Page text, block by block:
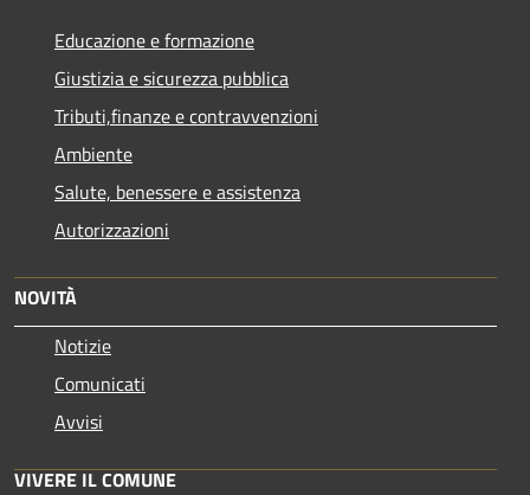
Educazione e formazione
Giustizia e sicurezza pubblica
Tributi,finanze e contravvenzioni
Ambiente
Salute, benessere e assistenza
Autorizzazioni
NOVITÀ
Notizie
Comunicati
Avvisi
VIVERE IL COMUNE